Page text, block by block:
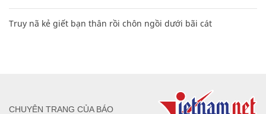
Truy nã kẻ giết bạn thân rồi chôn ngồi dưới bãi cát
CHUYÊN TRANG CỦA BÁO